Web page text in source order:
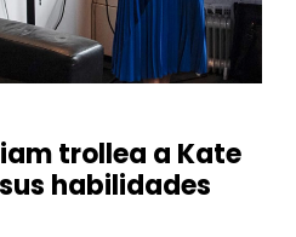
trollea a Kate
habilidades